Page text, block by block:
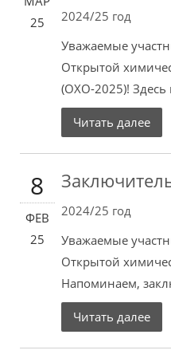
25
2024/25 год
Уважаемые
Открытой
(ОХО-2025)! Здесь
Читать далее
8
ФЕВ
25
2024/25 год
Уважаемые
Открытой
Напоминаем,
Читать далее